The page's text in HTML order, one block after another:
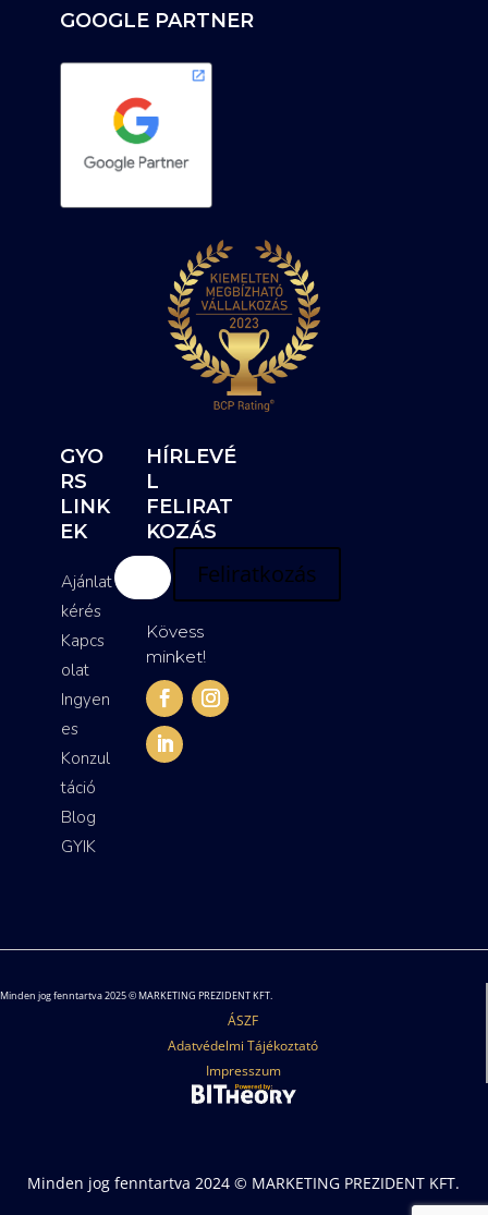
GOOGLE PARTNER
GYO
RS
LINK
EK
Ajánlat
kérés
Kapcs
olat
Ingyen
es
Konzul
táció
Blog
GYIK
HÍRLEVÉ
L
FELIRAT
KOZÁS
Feliratkozás
Kövess
minket!
Minden jog fenntartva 2025 © MARKETING PREZIDENT KFT.
ÁSZF
Adatvédelmi Tájékoztató
Impresszum
Minden jog fenntartva 2024 © MARKETING PREZIDENT KFT.